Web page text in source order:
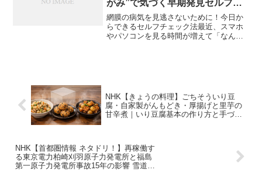
がみ”で気づく早期発見セルフチ
ェック法｜2025年10月22日
網膜の病気を見逃さないために！今日か
らできるセルフチェック法最近、スマホ
やパソコンを見る時間が増えて「なんだ
NHK【きょうの料理】ごちそういり豆
腐・自家製がんもどき・厚揚げと里芋の
甘辛煮｜いり豆腐基本の作り方と手づく
NHK【首都圏情報 ネタドリ！】再稼働す
る東京電力柏崎刈羽原子力発電所と福島
第一原子力発電所事故15年の影響 雪道避